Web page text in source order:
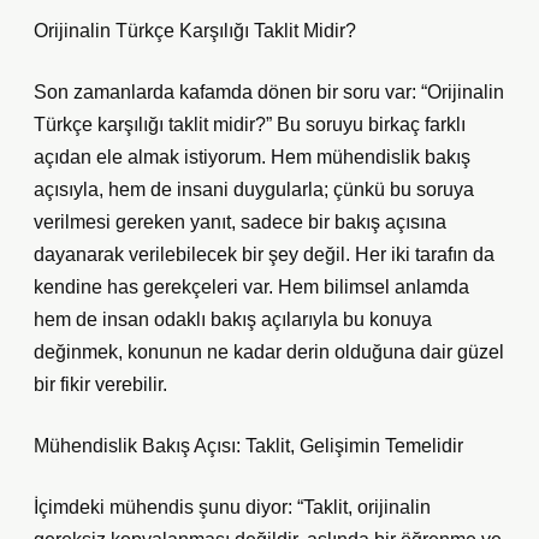
Orijinalin Türkçe Karşılığı Taklit Midir?
Son zamanlarda kafamda dönen bir soru var: “Orijinalin
Türkçe karşılığı taklit midir?” Bu soruyu birkaç farklı
açıdan ele almak istiyorum. Hem mühendislik bakış
açısıyla, hem de insani duygularla; çünkü bu soruya
verilmesi gereken yanıt, sadece bir bakış açısına
dayanarak verilebilecek bir şey değil. Her iki tarafın da
kendine has gerekçeleri var. Hem bilimsel anlamda
hem de insan odaklı bakış açılarıyla bu konuya
değinmek, konunun ne kadar derin olduğuna dair güzel
bir fikir verebilir.
Mühendislik Bakış Açısı: Taklit, Gelişimin Temelidir
İçimdeki mühendis şunu diyor: “Taklit, orijinalin